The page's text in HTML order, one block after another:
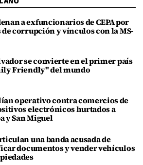
a exfuncionarios de CEPA por
de corrupción y vínculos con la MS-
se convierte en el primer país
Friendly" del mundo
operativo contra comercios de
electrónicos hurtados a
y San Miguel
una banda acusada de
documentos y vender vehículos